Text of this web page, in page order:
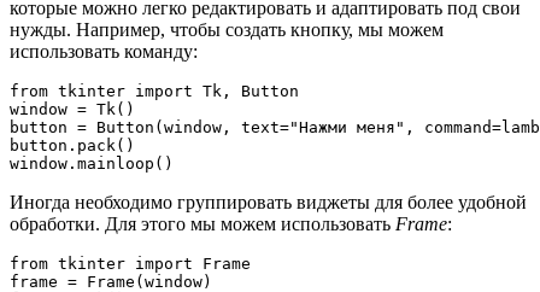
которые можно легко редактировать и адаптировать под свои
нужды. Например, чтобы создать кнопку, мы можем
использовать команду:
from tkinter import Tk, Button
window = Tk()
button = Button(window, text="Нажми меня",
button.pack()
Иногда необходимо группировать виджеты для более удобной
обработки. Для этого мы можем использовать Frame:
from tkinter import Frame
frame = Frame(window)